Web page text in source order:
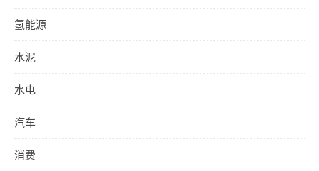
氢能源
水泥
水电
汽车
消费